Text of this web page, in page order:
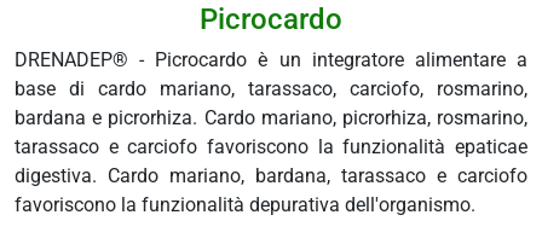
Picrocardo
DRENADEP® - Picrocardo è un integratore alimentare a
base di cardo mariano, tarassaco, carciofo, rosmarino,
bardana e picrorhiza. Cardo mariano, picrorhiza, rosmarino,
tarassaco e carciofo favoriscono la funzionalità epaticae
digestiva. Cardo mariano, bardana, tarassaco e carciofo
favoriscono la funzionalità depurativa dell'organismo.